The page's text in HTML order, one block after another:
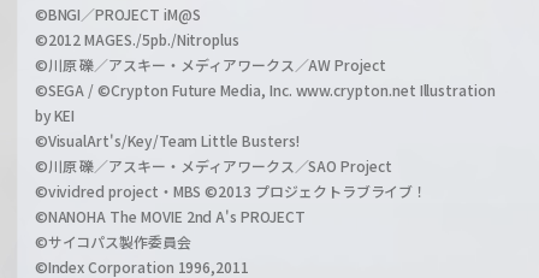
©BNGI／PROJECT iM@S
©2012 MAGES./5pb./Nitroplus
©川原 礫／アスキー・メディアワークス／AW Project
©SEGA / ©Crypton Future Media, Inc. www.crypton.net Illustration
by KEI
©VisualArt's/Key/Team Little Busters!
©川原 礫／アスキー・メディアワークス／SAO Project
©vividred project・MBS ©2013 プロジェクトラブライブ！
©NANOHA The MOVIE 2nd A's PROJECT
©サイコパス製作委員会
©Index Corporation 1996,2011